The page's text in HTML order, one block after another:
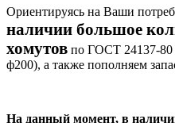
Ориентируясь на Ваши
наличии большое
хомутов по ГОСТ 24137-80
ф200), а также пополняем
На данный момент, в